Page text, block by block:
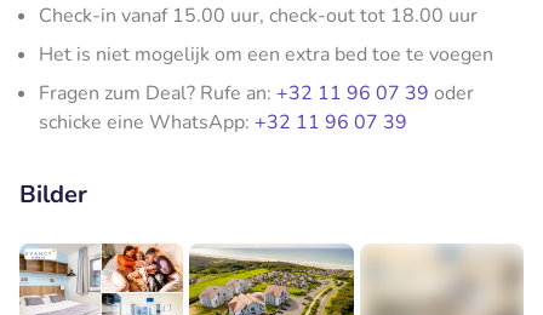
Check-in vanaf 15.00 uur, check-out tot 18.00 uur
Het is niet mogelijk om een extra bed toe te voegen
Fragen zum Deal? Rufe an: +32 11 96 07 39 oder
schicke eine WhatsApp: +32 11 96 07 39
Bilder